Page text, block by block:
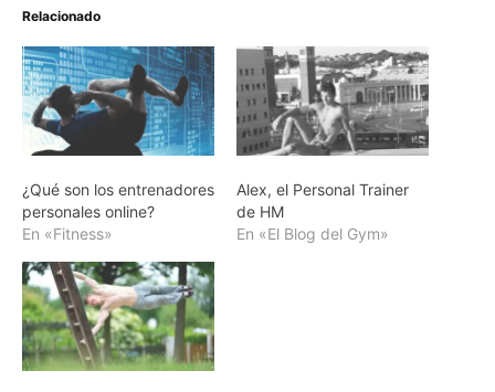
Relacionado
¿Qué son los entrenadores
personales online?
En «Fitness»
Alex, el Personal Trainer
de HM
En «El Blog del Gym»